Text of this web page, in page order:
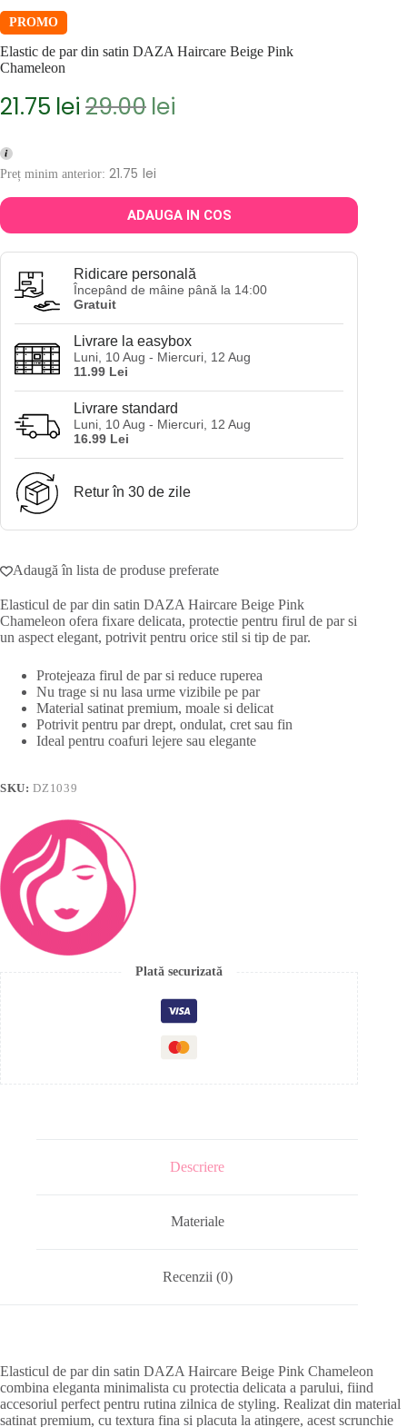
PROMO
Elastic de par din satin DAZA Haircare Beige Pink
Chameleon
29.00 lei
Prețul
29.00lei.
21.75 lei
Prețul
Preț minim anterior: 21.75 lei
ADAUGA IN COS
Ridicare personală
Începând de mâine până la 14:00
Gratuit
Livrare la easybox
Luni, 10 Aug - Miercuri, 12 Aug
11.99 Lei
Livrare standard
Luni, 10 Aug - Miercuri, 12 Aug
16.99 Lei
Retur în 30 de zile
Adaugă în lista de produse preferate
Elasticul de par din satin DAZA Haircare Beige Pink
Chameleon ofera fixare delicata, protectie pentru firul de par si
un aspect elegant, potrivit pentru orice stil si tip de par.
Protejeaza firul de par si reduce ruperea
Nu trage si nu lasa urme vizibile pe par
Material satinat premium, moale si delicat
Potrivit pentru par drept, ondulat, cret sau fin
Ideal pentru coafuri lejere sau elegante
SKU:DZ1039
Plată securizată
Descriere
Materiale
Recenzii (0)
Elasticul de par din satin DAZA Haircare Beige Pink Chameleon
combina eleganta minimalista cu protectia delicata a parului, fiind
accesoriul perfect pentru rutina zilnica de styling. Realizat din material
satinat premium, cu textura fina si placuta la atingere, acest scrunchie